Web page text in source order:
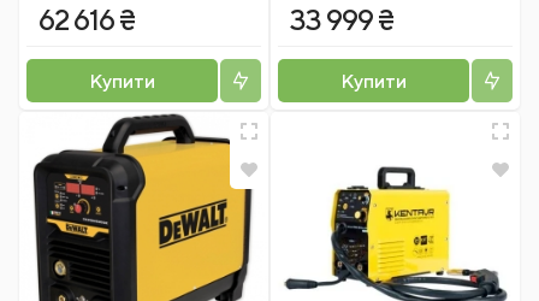
62 616 ₴
Купити
33 999 ₴
Купити